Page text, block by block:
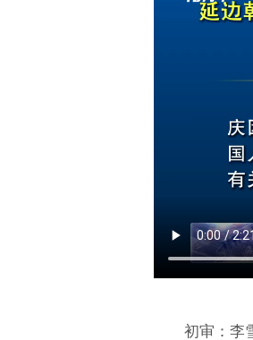
初审：李